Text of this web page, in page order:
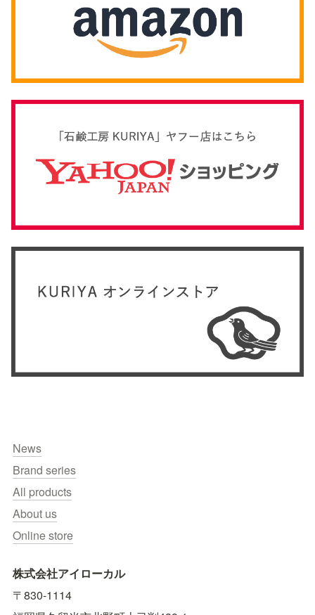
News
Brand series
All products
About us
Online store
株式会社アイローカル
〒830-1114